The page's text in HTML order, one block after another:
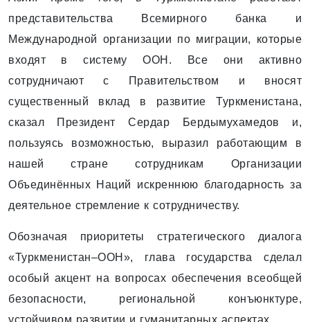
представительства Всемирного банка и
Международной организации по миграции, которые
входят в систему ООН. Все они активно
сотрудничают с Правительством и вносят
существенный вклад в развитие Туркменистана,
сказал Президент Сердар Бердымухамедов и,
пользуясь возможностью, выразил работающим в
нашей стране сотрудникам Организации
Объединённых Наций искреннюю благодарность за
деятельное стремление к сотрудничеству.
Обозначая приоритеты стратегического диалога
«Туркменистан–ООН», глава государства сделал
особый акцент на вопросах обеспечения всеобщей
безопасности, региональной конъюнктуре,
устойчивом развитии и гуманитарных аспектах.